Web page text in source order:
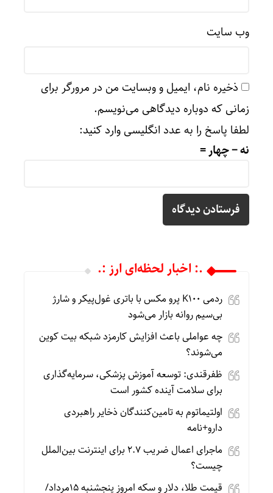
وب‌ سایت
ذخیره نام، ایمیل و وبسایت من در مرورگر برای
زمانی که دوباره دیدگاهی می‌نویسم.
لطفا پاسخ را به عدد انگلیسی وارد کنید:
نه − چهار =
.: اخبار لحظه‌ای ارز :.
ردمی K100 پرو مکس با باتری غول‌پیکر و شارژ
بی‌سیم روانه بازار می‌شود
چه عواملی باعث افزایش کارمزد شبکه بیت کوین
می‌شوند؟
ظفرقندی: توسعه آموزش پزشکی، سرمایه‌گذاری
برای سلامت آینده کشور است
اولتیماتوم به تامین‌کنندگان ذخایر راهبردی
دارو+نامه
ماجرای اعمال ضریب ۲.۷ برای اینترنت بین‌الملل
چیست؟
قیمت طلا، دلار و سکه امروز پنجشنبه 15مرداد/